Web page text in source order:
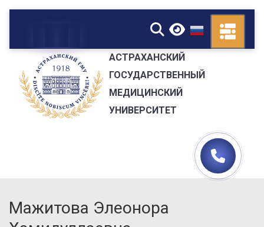
▼
АСТРАХАНСКИЙ
ГОСУДАРСТВЕННЫЙ
МЕДИЦИНСКИЙ
УНИВЕРСИТЕТ
Мажитова Элеонора